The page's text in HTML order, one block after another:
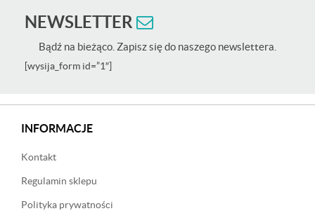
NEWSLETTER
Bądź na bieżąco. Zapisz się do naszego newslettera.
[wysija_form id=”1″]
INFORMACJE
Kontakt
Regulamin sklepu
Polityka prywatności